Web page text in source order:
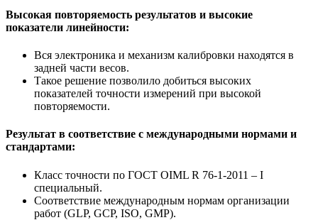
Высокая повторяемость результатов и высокие
показатели линейности:
Вся электроника и механизм калибровки находятся в
задней части весов.
Такое решение позволило добиться высоких
показателей точности измерений при высокой
повторяемости.
Результат в соответствие с международными нормами и
стандартами:
Класс точности по ГОСТ OIML R 76-1-2011 – I
специальный.
Соответствие международным нормам организации
работ (GLP, GCP, ISO, GMP).